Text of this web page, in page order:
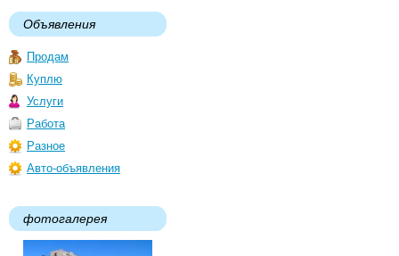
Объявления
Продам
Куплю
Услуги
Работа
Разное
Авто-объявления
фотогалерея